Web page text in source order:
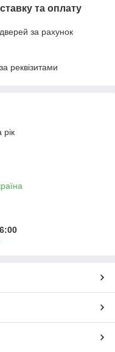
та оплату
за рахунок
реквізитами
рік